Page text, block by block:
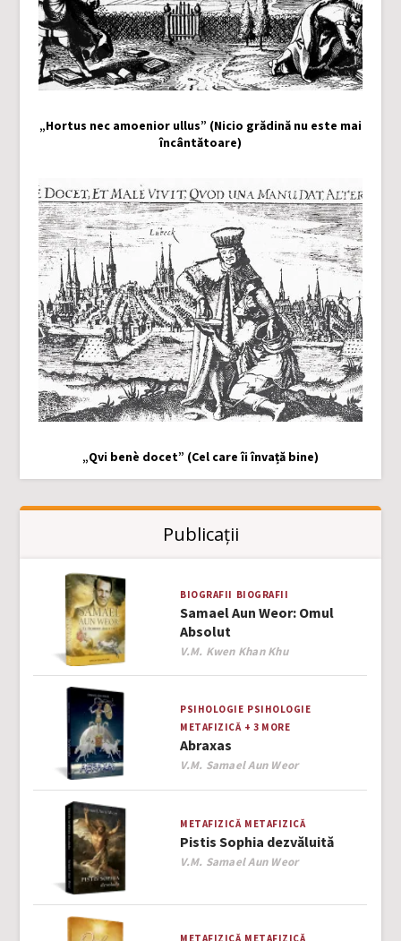
„Hortus nec amoenior ullus” (Nicio grădină nu este mai
încântătoare)
„Qvi benè docet” (Cel care îi învață bine)
Publicații
BIOGRAFII BIOGRAFII
Samael Aun Weor: Omul
Absolut
Author
V.M. Kwen Khan Khu
PSIHOLOGIE PSIHOLOGIE
METAFIZICĂ + 3 MORE
Abraxas
Author
V.M. Samael Aun Weor
METAFIZICĂ METAFIZICĂ
Pistis Sophia dezvăluită
Author
V.M. Samael Aun Weor